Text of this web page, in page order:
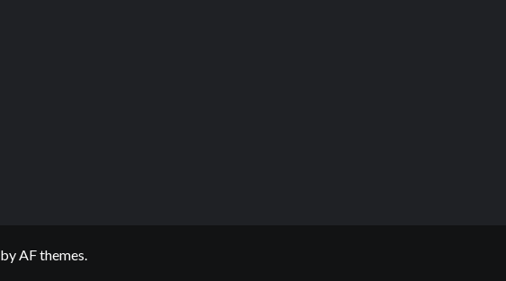
by AF themes.